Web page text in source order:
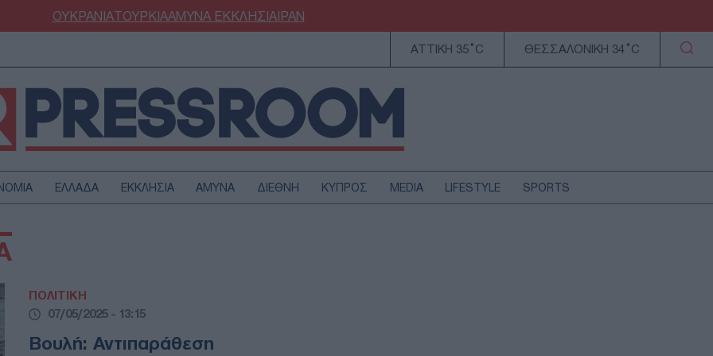
ΟΥΚΡΑΝΙΑΤΟΥΡΚΙΑΑΜΥΝΑΕΚΚΛΗΣΙΑΙΡΑΝ
ΑΤΤΙΚΗ 35°C ΘΕΣΣΑΛΟΝΙΚΗ 34°C
ΕΛΛΑΔΑ ΕΚΚΛΗΣΙΑ ΑΜΥΝΑ ΔΙΕΘΝΗ ΚΥΠΡΟΣ MEDIA LIFESTYLE SPORTS
ΠΟΛΙΤΙΚΗ
07/05/2025 - 13:15
Βουλή: Αντιπαράθεση